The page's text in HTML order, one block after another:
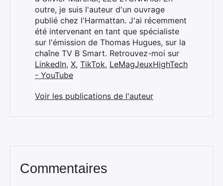
outre, je suis l'auteur d'un ouvrage
publié chez l'Harmattan. J'ai récemment
été intervenant en tant que spécialiste
sur l'émission de Thomas Hugues, sur la
chaîne TV B Smart. Retrouvez-moi sur
LinkedIn, X, TikTok, LeMagJeuxHighTech
- YouTube
Voir les publications de l'auteur
Commentaires